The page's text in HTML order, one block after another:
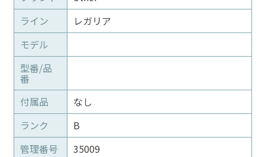
ライン
レガリア
モデル
型番/品
番
付属品
なし
ランク
B
管理番号
35009